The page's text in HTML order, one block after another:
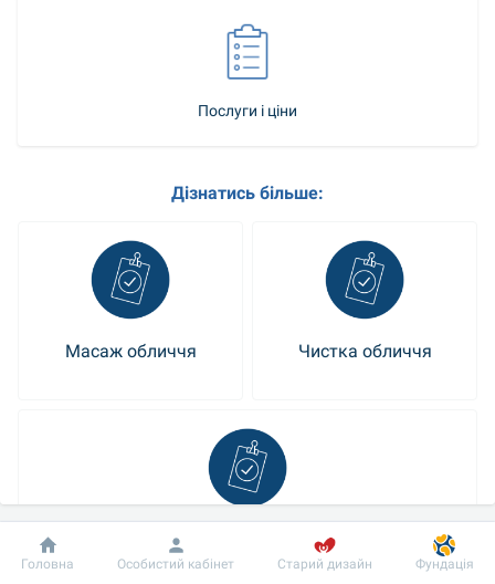
Послуги і ціни
Дізнатись більше:
Масаж обличчя Чистка обличчя
Добробут
Інформація Пацієнту
Головна Особистий кабінет Старий дизайн Фундація